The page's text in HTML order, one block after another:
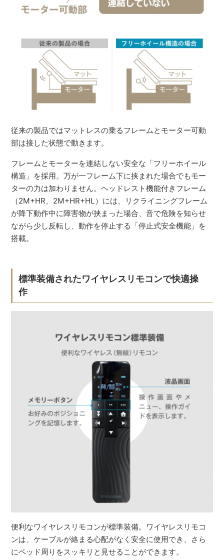
従来の製品ではマットレスの乗るフレームとモーター可動
部は接した状態で動きます。
フレームとモーターを連結しない安全な「フリーホイール
構造」を採用。万が一フレーム下に挟まれた場合でもモー
ターの力は加わりません。ヘッドレスト機能付きフレーム
（2M+HR、2M+HR+HL）には、リクライニングフレーム
が降下動作中に障害物が挟まった場合、音で危険を知らせ
ながら少し反転し、動作を停止する「停止式安全機能」を
搭載。
標準装備されたワイヤレスリモコンで快適操
作
便利なワイヤレスリモコンが標準装備。ワイヤレスリモコ
ンは、ケーブルが絡まる心配がなく安全に使用でき、さら
にベッド周りをスッキリと見せることができます。